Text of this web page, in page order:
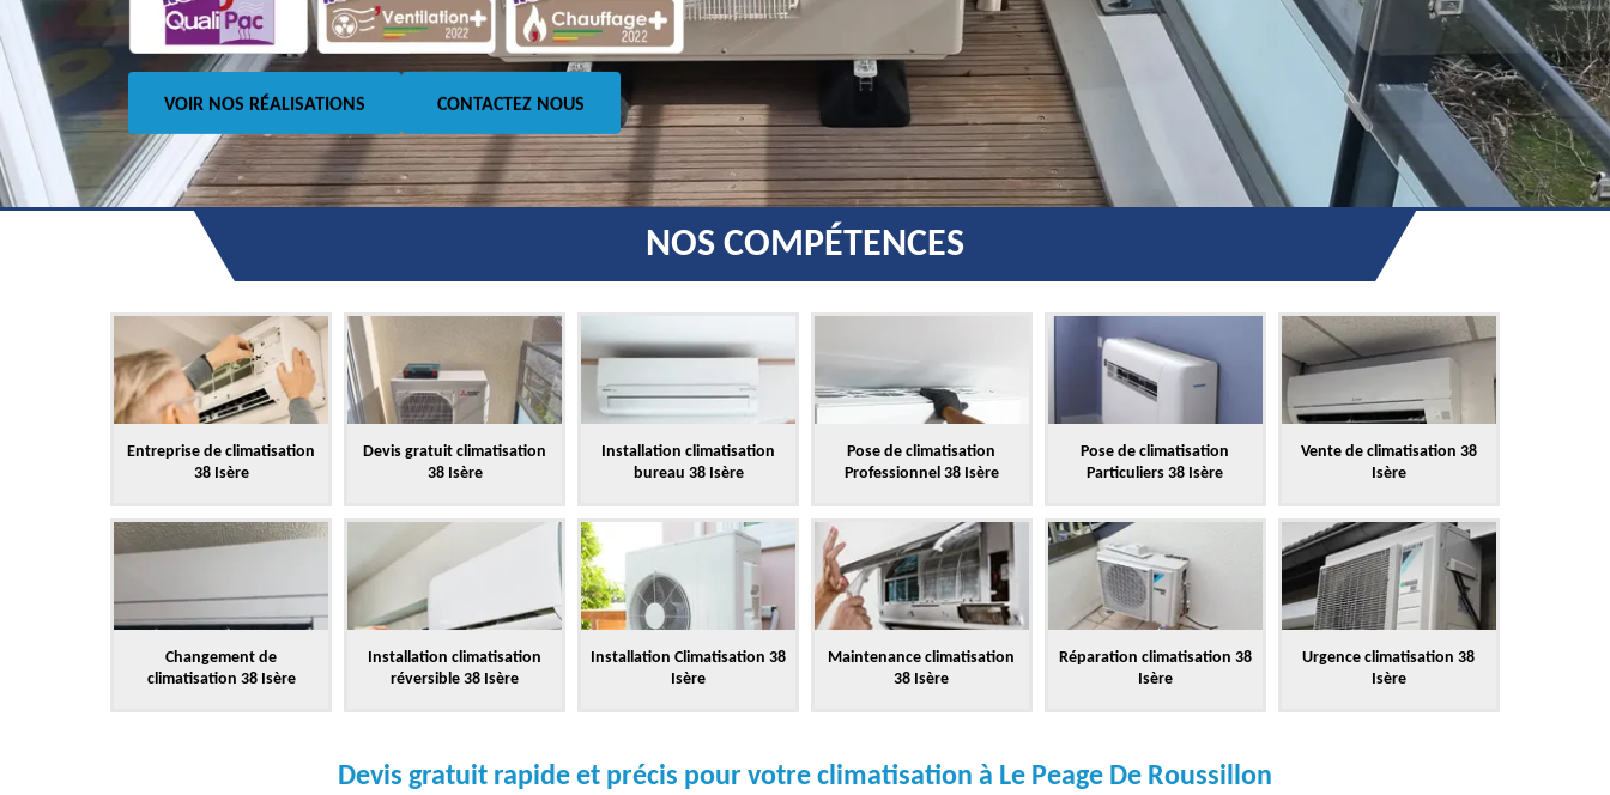
VOIR NOS RÉALISATIONS CONTACTEZ NOUS
NOS COMPÉTENCES
Entreprise de climatisation
38 Isère
Devis gratuit climatisation
38 Isère
Installation climatisation
bureau 38 Isère
Pose de climatisation
Professionnel 38 Isère
Pose de climatisation
Particuliers 38 Isère
Vente de climatisation 38
Isère
Changement de
climatisation 38 Isère
Installation climatisation
réversible 38 Isère
Installation Climatisation 38
Isère
Maintenance climatisation
38 Isère
Réparation climatisation 38
Isère
Urgence climatisation 38
Isère
Devis gratuit rapide et précis pour votre climatisation à Le Peage De Roussillon